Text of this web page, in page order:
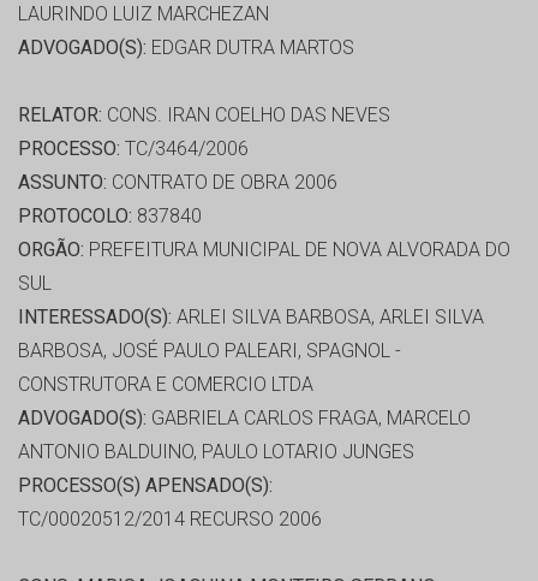
LAURINDO LUIZ MARCHEZAN
ADVOGADO(S): EDGAR DUTRA MARTOS
RELATOR: CONS. IRAN COELHO DAS NEVES
PROCESSO: TC/3464/2006
ASSUNTO: CONTRATO DE OBRA 2006
PROTOCOLO: 837840
ORGÃO: PREFEITURA MUNICIPAL DE NOVA ALVORADA DO
SUL
INTERESSADO(S): ARLEI SILVA BARBOSA, ARLEI SILVA
BARBOSA, JOSÉ PAULO PALEARI, SPAGNOL -
CONSTRUTORA E COMERCIO LTDA
ADVOGADO(S): GABRIELA CARLOS FRAGA, MARCELO
ANTONIO BALDUINO, PAULO LOTARIO JUNGES
PROCESSO(S) APENSADO(S):
TC/00020512/2014 RECURSO 2006